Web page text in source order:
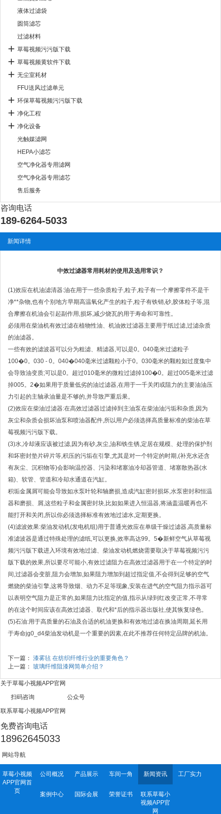
液体过滤袋
圆筒滤芯
过滤材料
草莓视频污污版下载
草莓视频黄软件下载
无尘室耗材
FFU送风过滤单元
环保草莓视频污污版下载
净化工程
净化设备
光触媒滤网
HEPA小滤芯
空气净化器专用滤网
空气净化器专用滤芯
售后服务
咨询电话
189-6264-5033
新闻详情
中效过滤器常用耗材的使用及选用常识？
(1)效应在机油滤清器:油在用于一些杂质粒子,粒子,粒子有一个摩擦零件不是干
净**杂物,也有个别地方早期高温氧化产生的粒子,粒子有铁销,砂,胶体粒子等,混
合摩擦在机油会引起副作用,损坏,减少烧瓦的用于寿命和可靠性。
必须用在柴油机有效过滤在植物性油、机油效过滤器主要用于纸过滤,过滤杂质
的油滤器。
一些有效的滤波器可以分为粗滤、精滤器,可以是0。040毫米过滤粒子
100�0。030 - 0。040�040毫米过滤颗粒小于0。030毫米的颗粒如过度集中
会导致油变质;可以是0。超过010毫米的微粒过滤掉100�0。超过005毫米过滤
掉005。2�如果用于质量低劣的油过滤器,在用于一千关闭或阻力的主要油油压
力引起的主轴承油量是不够的,并导致严重后果。
(2)效应在柴油过滤器:在高效过滤器过滤掉到主油泵在柴油油污垢和杂质,因为
灰尘和杂质会损坏油泵和喷油器配件,所以用户必须选择高质量标准的柴油在草
莓视频污污版下载。
(3)水,冷却液应该被过滤,因为有砂,灰尘,油和铁生锈,定居在规模、处理的保护剂
和坏密封垫片碎片等,积压的污垢在引擎,尤其是对一个特定的时期,(补充水还含
有灰尘、沉积物等)会影响温控器、污染和堵塞油冷却器管道、堵塞散热器(水
箱)、软管、管道和冷却水通道在汽缸。
积垢金属屑可能会导致如水泵叶轮和轴磨损,造成汽缸密封损坏,水泵密封和恒温
器和磨损、屑,这些粒子和金属密封块,比如如果进入恒温器,将涵盖温暖再也不
能打开和关闭,所以你必须选择标准有效地过滤水,定期更换。
(4)滤波效果:柴油发动机(发电机组)用于普通光效应在单级干燥过滤器,高质量标
准滤波器是通过特殊处理的滤纸,可以更换,效率高达99。5�新鲜空气从草莓视
频污污版下载进入环境有效地过滤、柴油发动机燃烧需要取决于草莓视频污污
版下载的效果,所以要尽可能小,有效过滤阻力在高效过滤器用于在一个特定的时
间,过滤器会变脏,阻力会增加,如果阻力增加到超过指定值,不会得到足够的空气
燃烧的柴油引擎,这将导致烟、动力不足等现象,安装在进气的空气阻力指示器可
以表明空气阻力是正常的,如果阻力比指定的值,指示从绿到红改变正常,不寻常
的在这个时间应该在高效过滤器、取代和*后的指示器出版社,使其恢复绿色。
(5)石油:用于高质量的石油及合适的机油更换和有效地过滤在换油周期,延长用
于寿命jg0_d4柴油发动机是一个重要的因素,在此不推荐任何特定品牌的机油。
下一篇： 漆雾毡 在纺织纤维行业的重要角色？
上一篇： 玻璃纤维阻漆网简单介绍？
关于草莓小视频APP官网
扫码咨询 公众号
联系草莓小视频APP官网
免费咨询电话
18962645033
网站导航
草莓小视频
APP官网首
页
公司概况 产品展示 车间一角 新闻资讯 工厂实力
案例中心 国际会展 荣誉证书
联系草莓小
视频APP官
网